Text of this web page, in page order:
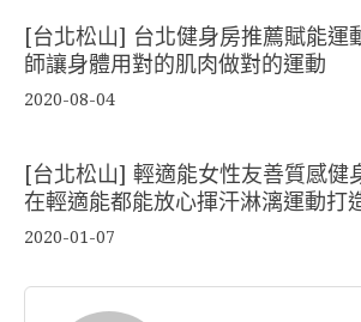
[台北松山] 台北健身房推薦賦能運
師讓身體用對的肌肉做對的運動
2020-08-04
[台北松山] 輕適能女性友善質感健
在輕適能都能放心揮汗淋漓運動打
2020-01-07